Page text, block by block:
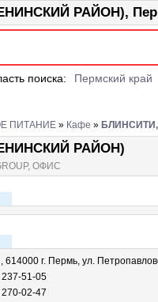
РАЙОН),
поиска: Пермский край
ПИТАНИЕ » Кафе »
РАЙОН)
ОФИС
614000 г. Пермь, ул.
51-05
02-47